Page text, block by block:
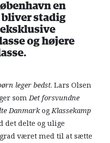
en
bliver stadig
og højere
leger bedst. Lars Olsen
somDet forsvundne
DanmarkogKlassekamp
det delte og ulige
været med til at sætte